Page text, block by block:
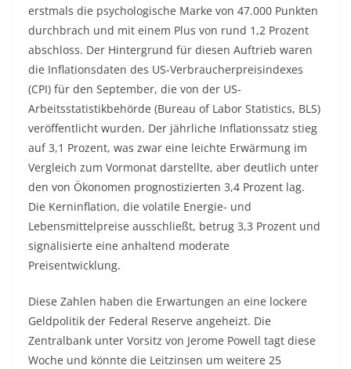
erstmals die psychologische Marke von 47.000 Punkten
durchbrach und mit einem Plus von rund 1,2 Prozent
abschloss. Der Hintergrund für diesen Auftrieb waren
die Inflationsdaten des US-Verbraucherpreisindexes
(CPI) für den September, die von der US-
Arbeitsstatistikbehörde (Bureau of Labor Statistics, BLS)
veröffentlicht wurden. Der jährliche Inflationssatz stieg
auf 3,1 Prozent, was zwar eine leichte Erwärmung im
Vergleich zum Vormonat darstellte, aber deutlich unter
den von Ökonomen prognostizierten 3,4 Prozent lag.
Die Kerninflation, die volatile Energie- und
Lebensmittelpreise ausschließt, betrug 3,3 Prozent und
signalisierte eine anhaltend moderate
Preisentwicklung.
Diese Zahlen haben die Erwartungen an eine lockere
Geldpolitik der Federal Reserve angeheizt. Die
Zentralbank unter Vorsitz von Jerome Powell tagt diese
Woche und könnte die Leitzinsen um weitere 25